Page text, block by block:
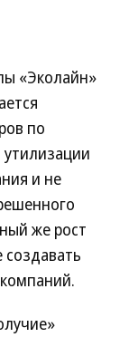
«Эколайн»
по
и не
же рост